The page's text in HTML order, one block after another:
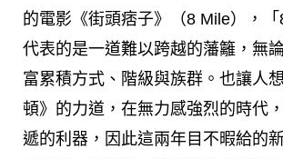
的電影《街頭痞子》（8 Mile），「
代表的是一道難以跨越的藩籬，無
富累積方式、階級與族群。也讓人
頓》的力道，在無力感強烈的時代
遞的利器，因此這兩年目不暇給的